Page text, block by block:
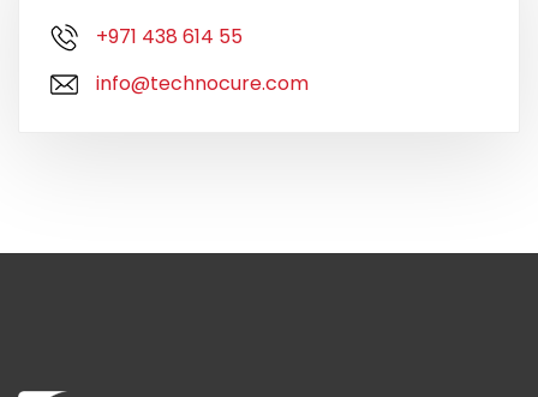
+971 438 614 55
info@technocure.com